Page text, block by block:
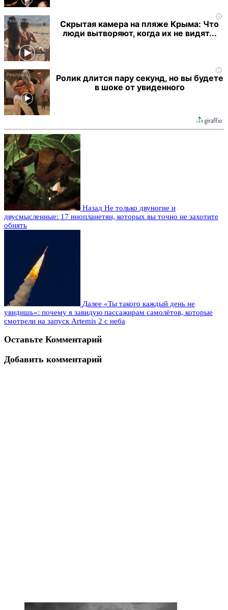
i
Скрытая камера на пляже Крыма: Что
люди вытворяют, когда их не видят...
i
Ролик длится пару секунд, но вы будете
в шоке от увиденного
Назад Не только двуногие и
двусмысленные: 17 инопланетян, которых вы точно не захотите
обнять
Далее «Ты такого каждый день не
увидишь»: почему я завидую пассажирам самолётов, которые
смотрели на запуск Artemis 2 с неба
Оставьте Комментарий
Добавить комментарий